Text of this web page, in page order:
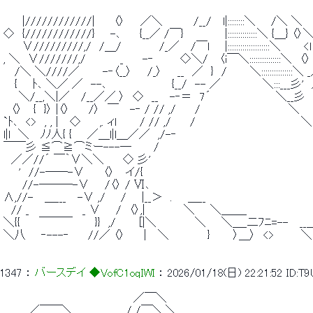
|////////////|　　 〈〉　　／＼　　　　/__/　 l|::::::::＼　　/＼ ＼
◇　{////////////}　　-､　　 {__／ /￣}　　 　 　 |::::::::::::::＼ {＿} 〈〉
∨/////////,/　/＿/　　　 　 /_／　 /￣l　　|::::::::::::::::::::＼　　　
, ＼　∨///////,/　　　　 _　　 -‐　 　　◇＼/　 〈i￣＼:::::::::::::::＼　〈
/＼ ＼////／　　　-‐〈__〉　　/_〉　　__　／　}　/　　　＼:::::::::::::::
{　　ﾄ､ ＼／ ／　--､　　　　　　　　 {__/　-- ／　　　　　 ＼:::___彡'
＼/__,＼|／　 /__／／ 〉　◇　__　 -‐＝　7´　　　　　　　　 ＼__彡
〈〉　 {　}〉 |〈〉　　 /〉　￣　 -‐ / // ,/　　 /　　　　　　　　　　　 ＼　
`ﾄ､　<>　, , |　 ◇　 　,. ィl　　　/ // ,/　　 /　　　　　　 　 　 　 　 　
l|l　＼　 ﾉﾉ人{ {　　／＿l|l＿／／　,/-‐　　　　　　　　　　　　　 　 　
￣￣彡 ≦⌒≧⌒ミー---―　 　 /　　　　　　　　　　　　　　　　　　
／／//´ ￣｀∨＼＼　　 ◇ 彡'　　　　　　　　　　　　　　 　 　 　
'　//-――-∨　　 〈〉　 イ/{　　　　　　　　　　　　　　　　　　　　
//-―――-∨　　/〈〉 / Ⅵ､　　　　　　　　　　　　　　 　 　 　 　
∧,//-　 ＿___　 -∨ ,/　　/　　|__＞　.　　＿__　　　　　　　　　　　　　
// _　　　　　 　 _ ∨　　/　〈〉,|　　　　　＼　　＼＿＿_
＼{{　　 ￣￣￣ 　　 }}　,/　　　[|＼　　　　　＼　　＼＿_二ﾌﾆ=--　 __
＼八　　‐---‐　　 //／ 〈〉　　 |　 ＼　　　　　}　　　〉＿〉　<>　　　
1347 ： バースデイ ◆VofC1oqIWI ： 2026/01/18(日) 22:21:52
／￣＼
.　　　／￣￣＼　　　　　 　 / /￣＼.＼